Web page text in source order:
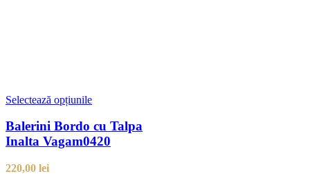
Selectează opțiunile
Balerini Bordo cu Talpa
Inalta Vagam0420
220,00 lei